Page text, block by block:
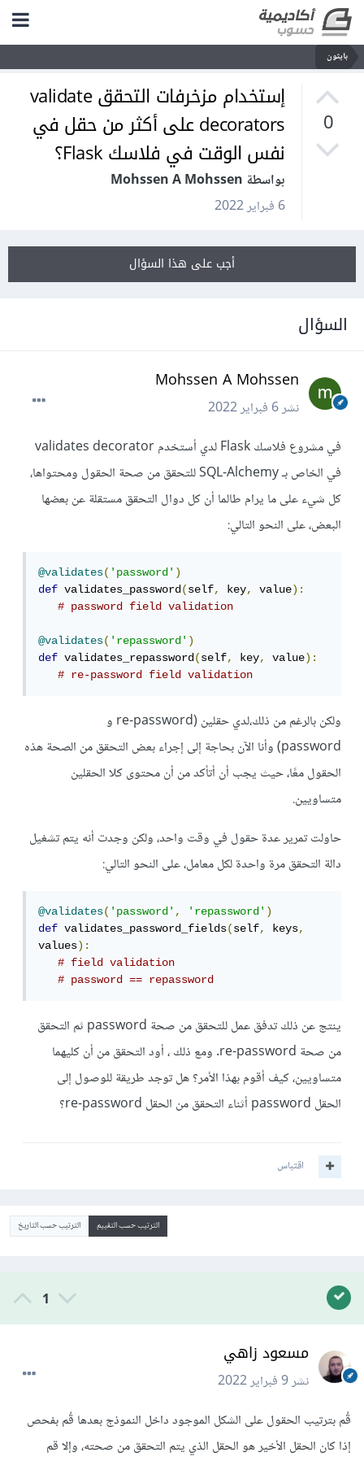
بايثون
0
إستخدام مزخرفات التحقق validate
decorators على أكثر من حقل في
نفس الوقت في فلاسك Flask؟
بواسطة Mohssen A Mohssen
6 فبراير 2022
أجب على هذا السؤال
السؤال
Mohssen A Mohssen
نشر6 فبراير 2022
في مشروع فلاسك Flask لدي أستخدم validates decorator
في الخاص بـ SQL-Alchemy للتحقق من صحة الحقول ومحتواها،
كل شيء على ما يرام طالما أن كل دوال التحقق مستقلة عن بعضها
البعض، على النحو التالي:
@validates('password')
def validates_password(self, key, value):
# password field validation
@validates('repassword')
def validates_repassword(self, key, value):
# re-password field validation
ولكن بالرغم من ذلك،لدي حقلين (re-password و
password) وأنا الآن بحاجة إلى إجراء بعض التحقق من الصحة هذه
الحقول معًا، حيث يجب أن أتأكد من أن محتوى كلا الحقلين
متساويين.
حاولت تمرير عدة حقول في وقت واحد، ولكن وجدت أنه يتم تشغيل
دالة التحقق مرة واحدة لكل معامل، على النحو التالي:
@validates('password', 'repassword')
def validates_password_fields(self, keys,
values):
# field validation
# password == repassword
ينتج عن ذلك تدفق عمل للتحقق من صحة password ثم التحقق
من صحة re-password. ومع ذلك ، أود التحقق من أن كليهما
متساويين، كيف أقوم بهذا الأمر؟ هل توجد طريقة للوصول إلى
الحقل password أثناء التحقق من الحقل re-password؟
اقتباس
الترتيب حسب التقييم الترتيب حسب التاريخ
1
مسعود زاهي
نشر9 فبراير 2022
قُم بترتيب الحقول على الشكل الموجود داخل النموذج بعدها قُم بفحص
إذا كان الحقل الأخير هو الحقل الذي يتم التحقق من صحته، وإلا قم